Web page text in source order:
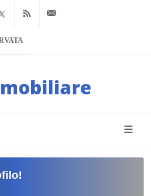
x.com Feed RSS